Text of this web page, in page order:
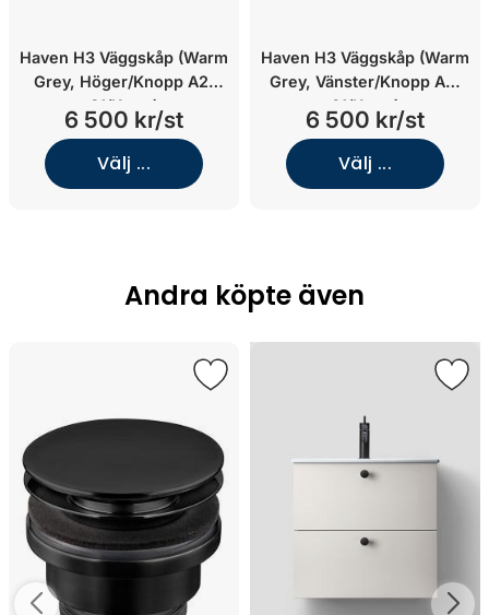
Haven H3 Väggskåp (Warm
Grey, Höger/Knopp A2.
01/Krom)
6 500 kr/st
Välj ...
Haven H3 Väggskåp (Warm
Grey, Vänster/Knopp A2.
01/Krom)
6 500 kr/st
Välj ...
Andra köpte även